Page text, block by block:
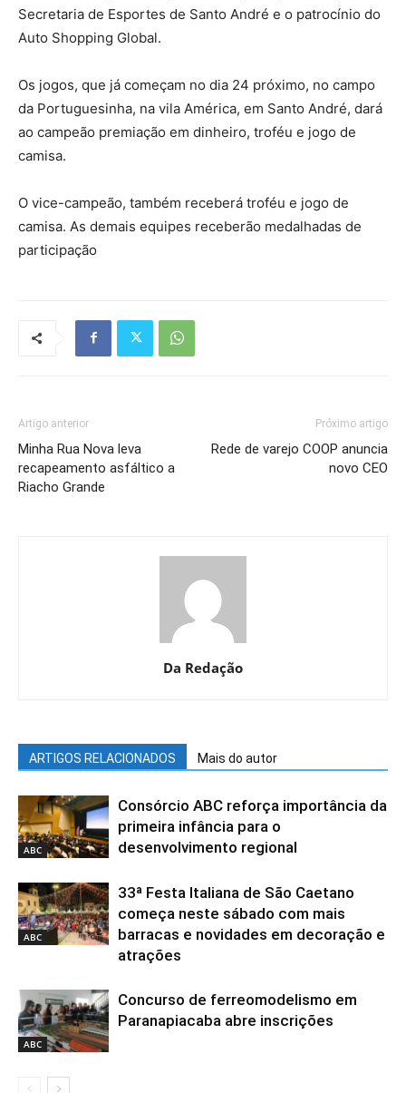
Secretaria de Esportes de Santo André e o patrocínio do
Auto Shopping Global.
Os jogos, que já começam no dia 24 próximo, no campo
da Portuguesinha, na vila América, em Santo André, dará
ao campeão premiação em dinheiro, troféu e jogo de
camisa.
O vice-campeão, também receberá troféu e jogo de
camisa. As demais equipes receberão medalhadas de
participação
Artigo anterior
Minha Rua Nova leva
recapeamento asfáltico a
Riacho Grande
Próximo artigo
Rede de varejo COOP anuncia
novo CEO
Da Redação
ARTIGOS RELACIONADOS Mais do autor
ABC
Consórcio ABC reforça importância da
primeira infância para o
desenvolvimento regional
ABC
33ª Festa Italiana de São Caetano
começa neste sábado com mais
barracas e novidades em decoração e
atrações
ABC
Concurso de ferreomodelismo em
Paranapiacaba abre inscrições